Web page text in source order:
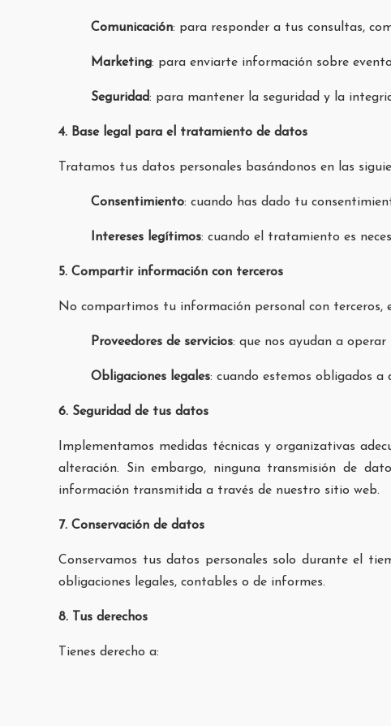
Comunicación: para responder a tus consultas,
Marketing: para enviarte información sobre
Seguridad: para mantener la seguridad y la
4. Base legal para el tratamiento de datos
Tratamos tus datos personales basándonos en las
Consentimiento: cuando has dado tu
Intereses legítimos: cuando el tratamiento es
5. Compartir información con terceros
No compartimos tu información personal con terceros,
Proveedores de servicios: que nos ayudan a
Obligaciones legales: cuando estemos obligados
6. Seguridad de tus datos
Implementamos medidas técnicas y organizativas
alteración. Sin embargo, ninguna transmisión de
información transmitida a través de nuestro sitio web.
7. Conservación de datos
Conservamos tus datos personales solo durante el
obligaciones legales, contables o de informes.
8. Tus derechos
Tienes derecho a: